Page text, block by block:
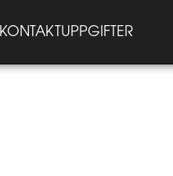
KONTAKTUPPGIFTER